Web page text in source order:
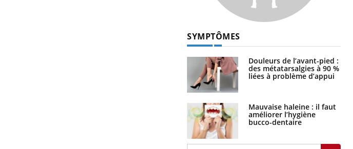
SYMPTÔMES
Douleurs de l’avant-pied :
des métatarsalgies à 90 %
liées à problème d’appui
Mauvaise haleine : il faut
améliorer l’hygiène
bucco-dentaire